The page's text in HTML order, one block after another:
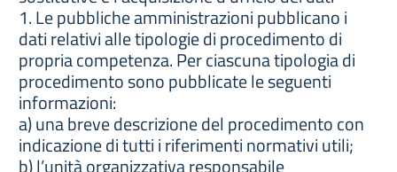
1. Le pubbliche amministrazioni pubblicano i
dati relativi alle tipologie di procedimento di
propria competenza. Per ciascuna tipologia di
procedimento sono pubblicate le seguenti
informazioni:
a) una breve descrizione del procedimento con
indicazione di tutti i riferimenti normativi utili;
b) l’unità organizzativa responsabile